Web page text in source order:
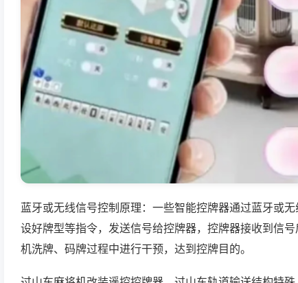
蓝牙或无线信号控制原理：一些智能控牌器通过蓝牙或
设好牌型等指令，发送信号给控牌器，控牌器接收到信
机洗牌、码牌过程中进行干预，达到控牌目的。